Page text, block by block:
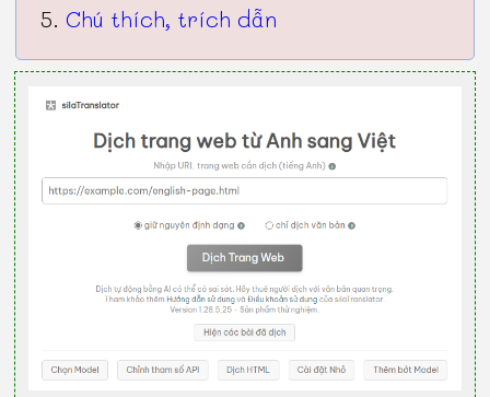
Chú thích, trích dẫn